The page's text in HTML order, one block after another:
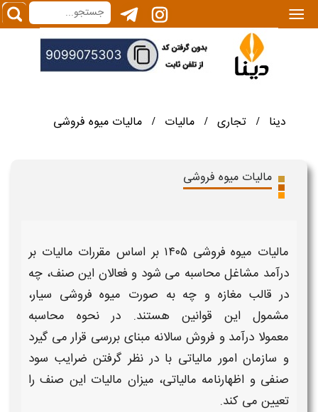
|||
دینا / تجاری / مالیات / مالیات میوه فروشی
مالیات میوه فروشی
مالیات میوه فروشی ۱۴۰۵ بر اساس مقررات مالیات بر
درآمد مشاغلمحاسبه می شود و فعالان این صنف، چه
در قالب مغازه و چه به صورت میوه فروشی سیار،
مشمول این قوانین هستند. در نحوه محاسبه
معمولا درآمد و فروش سالانه مبنای بررسی قرار می گیرد
و سازمان امور مالیاتی با در نظر گرفتن ضرایب سود
صنفی و اظهارنامه مالیاتی، میزان مالیات این صنف را
تعیین می کند.